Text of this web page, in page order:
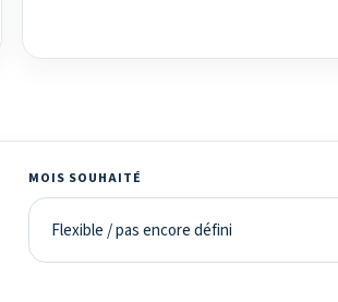
MOIS SOUHAITÉ